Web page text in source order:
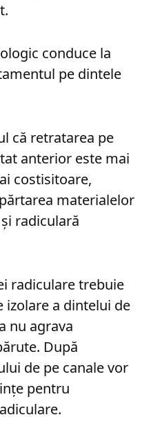
conduce la
pe dintele
că retratarea pe
anterior este mai
costisitoare,
materialelor
radiculară
radiculare trebuie
izolare a dintelui de
nu agrava
După
de pe canale vor
pentru